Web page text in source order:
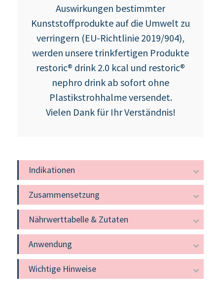
Auswirkungen bestimmter
Kunststoffprodukte auf die Umwelt zu
verringern (EU-Richtlinie 2019/904),
werden unsere trinkfertigen Produkte
restoric® drink 2.0 kcal und restoric®
nephro drink ab sofort ohne
Plastikstrohhalme versendet.
Vielen Dank für Ihr Verständnis!
Indikationen
Zusammensetzung
Nährwerttabelle & Zutaten
Anwendung
Wichtige Hinweise